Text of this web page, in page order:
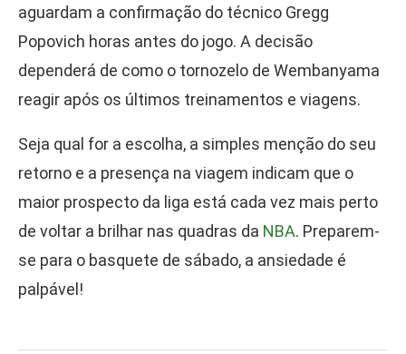
aguardam a confirmação do técnico Gregg
Popovich horas antes do jogo. A decisão
dependerá de como o tornozelo de Wembanyama
reagir após os últimos treinamentos e viagens.
Seja qual for a escolha, a simples menção do seu
retorno e a presença na viagem indicam que o
maior prospecto da liga está cada vez mais perto
de voltar a brilhar nas quadras da NBA. Preparem-
se para o basquete de sábado, a ansiedade é
palpável!